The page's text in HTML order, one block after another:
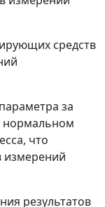
средств
за
нормальном
что
измерений
результатов